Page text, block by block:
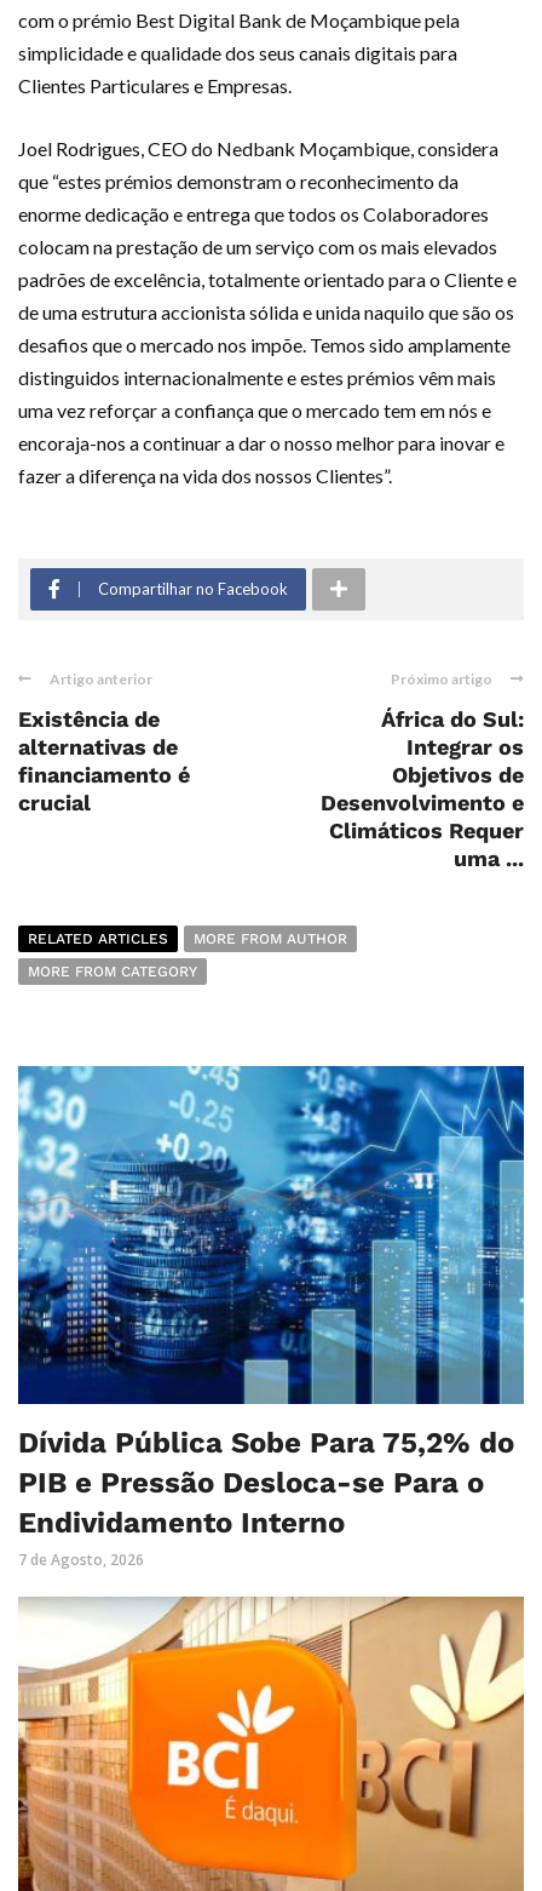
com o prémio Best Digital Bank de Moçambique pela
simplicidade e qualidade dos seus canais digitais para
Clientes Particulares e Empresas.
Joel Rodrigues, CEO do Nedbank Moçambique, considera
que “estes prémios demonstram o reconhecimento da
enorme dedicação e entrega que todos os Colaboradores
colocam na prestação de um serviço com os mais elevados
padrões de excelência, totalmente orientado para o Cliente e
de uma estrutura accionista sólida e unida naquilo que são os
desafios que o mercado nos impõe. Temos sido amplamente
distinguidos internacionalmente e estes prémios vêm mais
uma vez reforçar a confiança que o mercado tem em nós e
encoraja-nos a continuar a dar o nosso melhor para inovar e
fazer a diferença na vida dos nossos Clientes”.
Compartilhar no Facebook
Artigo anterior
Existência de
alternativas de
financiamento é
crucial
Próximo artigo
África do Sul:
Integrar os
Objetivos de
Desenvolvimento e
Climáticos Requer
uma ...
RELATED ARTICLES
MORE FROM AUTHOR
MORE FROM CATEGORY
Dívida Pública Sobe Para 75,2% do
PIB e Pressão Desloca-se Para o
Endividamento Interno
7 de Agosto, 2026